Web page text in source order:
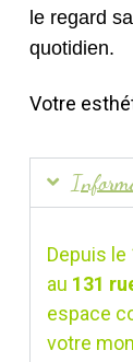
le regard
quotidien.
Votre
Depuis le
au 131
espace
votre